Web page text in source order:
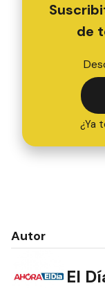
de
¿Ya
Autor
El